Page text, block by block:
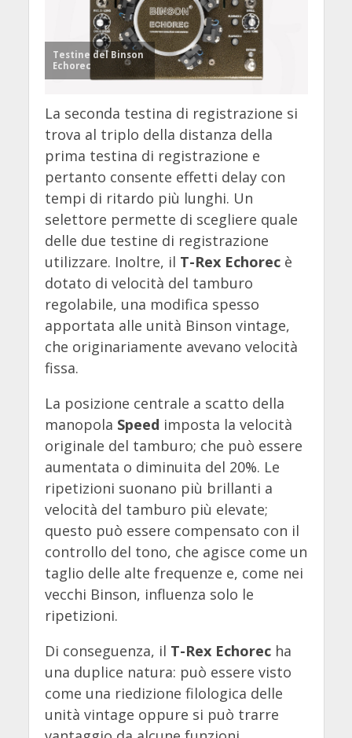
Testine del Binson
Echorec
La seconda testina di registrazione si
trova al triplo della distanza della
prima testina di registrazione e
pertanto consente effetti delay con
tempi di ritardo più lunghi. Un
selettore permette di scegliere quale
delle due testine di registrazione
utilizzare. Inoltre, il T-Rex Echorecè
dotato di velocità del tamburo
regolabile, una modifica spesso
apportata alle unità Binson vintage,
che originariamente avevano velocità
fissa.
La posizione centrale a scatto della
manopola Speed imposta la velocità
originale del tamburo; che può essere
aumentata o diminuita del 20%. Le
ripetizioni suonano più brillanti a
velocità del tamburo più elevate;
questo può essere compensato con il
controllo del tono, che agisce come un
taglio delle alte frequenze e, come nei
vecchi Binson, influenza solo le
ripetizioni.
Di conseguenza, il T-Rex Echorecha
una duplice natura: può essere visto
come una riedizione filologica delle
unità vintage oppure si può trarre